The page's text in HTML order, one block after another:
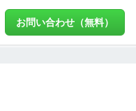
お問い合わせ（無料）